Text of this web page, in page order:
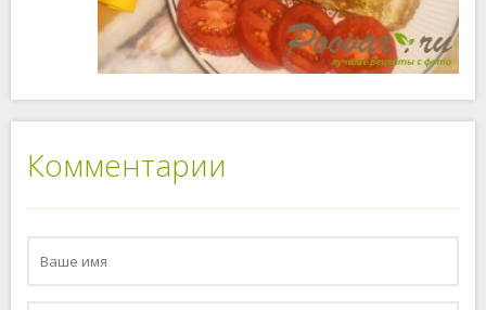
Комментарии